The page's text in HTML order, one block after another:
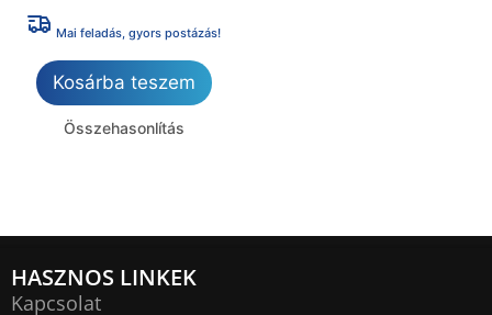
Mai feladás, gyors postázás!
Kosárba teszem
Összehasonlítás
HASZNOS LINKEK
Kapcsolat